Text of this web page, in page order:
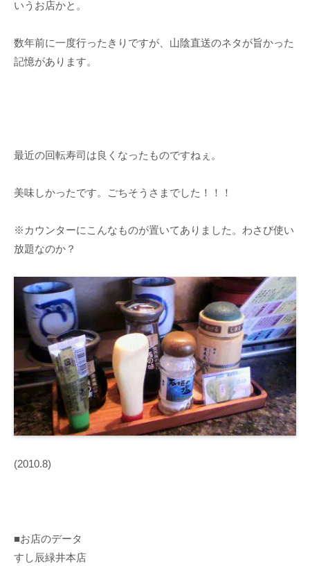
いうお店かと。
数年前に一度行ったきりですが、山陰直送のネタが旨かった
記憶があります。
最近の回転寿司は良くなったものですねぇ。
美味しかったです。ごちそうさまでした！！！
※カウンターにこんなものが置いてありました。わさび使い
放題なのか？
(2010.8)
■お店のデータ
すし辰緑井本店